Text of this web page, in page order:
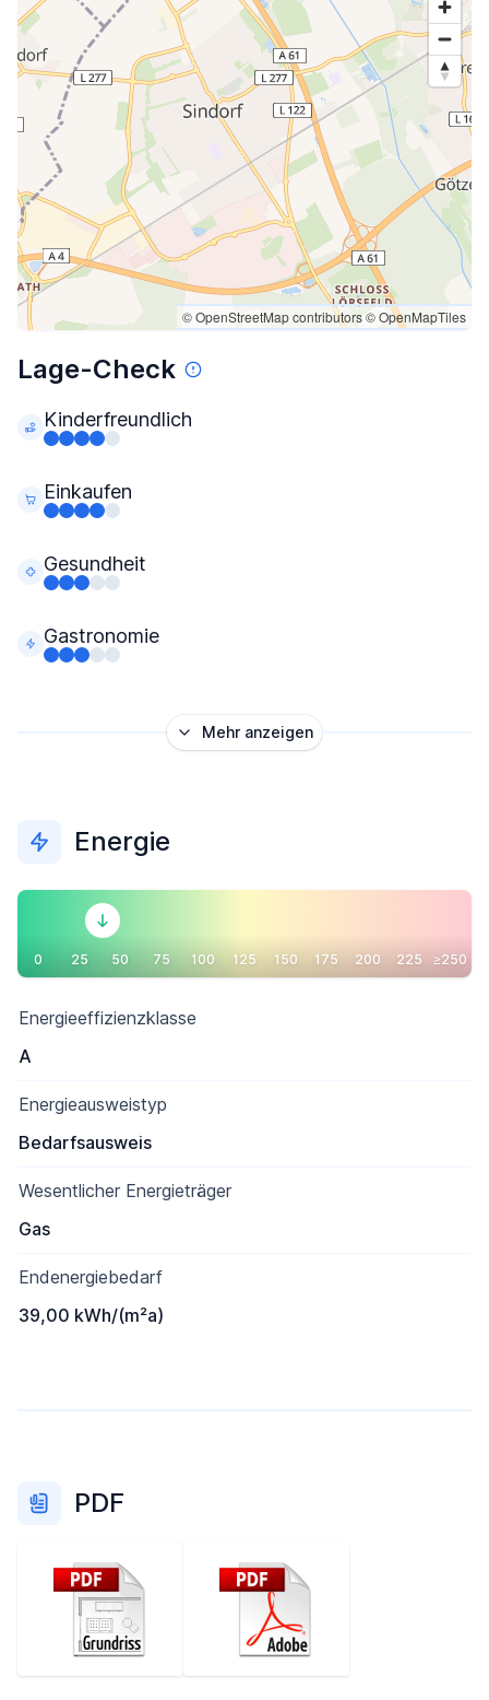
© OpenStreetMap contributors© OpenMapTiles
Lage-Check
Kinderfreundlich
Einkaufen
Gesundheit
Gastronomie
Mehr anzeigen
Energie
0 25 50 75 100 125 150 175 200 225 ≥250
Energieeffizienzklasse
A
Energieausweistyp
Bedarfsausweis
Wesentlicher Energieträger
Gas
Endenergiebedarf
39,00 kWh/(m²a)
PDF